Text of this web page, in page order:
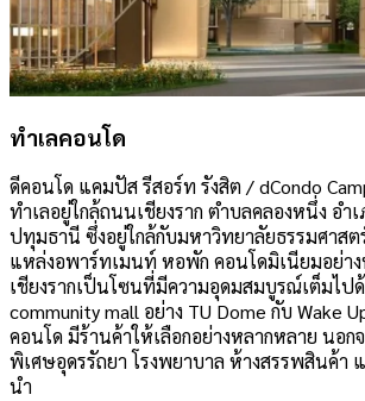
ทำเลคอนโด
ดีคอนโด แคมปัส รีสอร์ท รังสิต / dCondo
ทำเลอยู่ใกล้ถนนเชียงราก ตำบลคลองหนึ่ง อำ
ปทุมธานี ซึ่งอยู่ใกล้กับมหาวิทยาลัยธรรมศาสต
แหล่งอพาร์ทเมนท์ หอพัก คอนโดมิเนียมอย่า
เชียงรากเป็นโซนที่มีความอุดมสมบูรณ์เต็มไป
community mall อย่าง TU Dome กับ Wake
คอนโด มีร้านค้าให้เลือกอย่างหลากหลาย นอก
พิเศษอุดรรัถยา โรงพยาบาล ห้างสรรพสินค้า
นำ